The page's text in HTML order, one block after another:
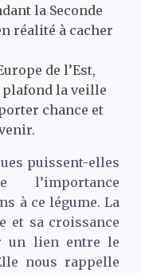
la Seconde
réalité à cacher
de l’Est,
plafond la veille
chance et
puissent-elles
l’importance
à ce légume. La
et sa croissance
un lien entre le
nous rappelle